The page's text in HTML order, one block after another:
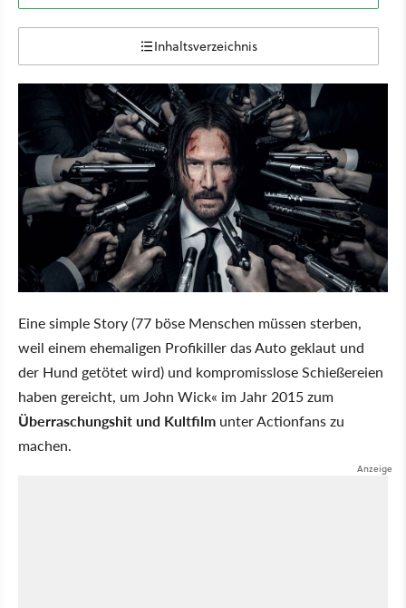
Inhaltsverzeichnis
Eine simple Story (77 böse Menschen müssen sterben,
weil einem ehemaligen Profikiller das Auto geklaut und
der Hund getötet wird) und kompromisslose Schießereien
haben gereicht, um John Wick« im Jahr 2015 zum
Überraschungshit und Kultfilm unter Actionfans zu
machen.